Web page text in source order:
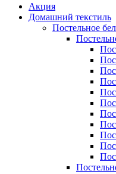
Акция
Домашний текстиль
Постельное